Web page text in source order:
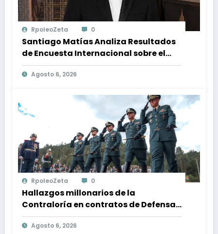
RpoleoZeta 0
Santiago Matías Analiza Resultados
de Encuesta Internacional sobre el
Panorama Político en República
Dominicana: Tendencias y Opiniones
Agosto 6, 2026
RpoleoZeta 0
Hallazgos millonarios de la
Contraloría en contratos de Defensa:
$1 billón en riesgo y denuncias
alarmantes
Agosto 6, 2026